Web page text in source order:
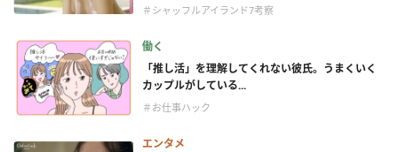
＃シャッフルアイランド7考察
働く
「推し活」を理解してくれない彼氏。うまくいく
カップルがしている...
＃お仕事ハック
エンタメ